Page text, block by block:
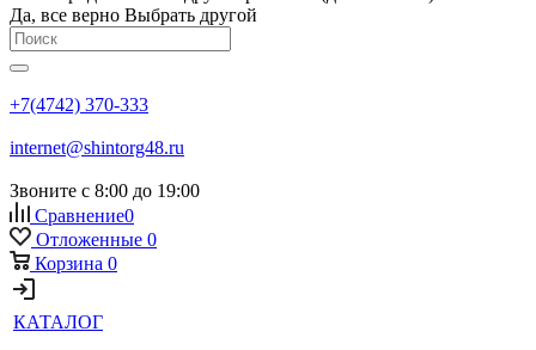
Да, все верно Выбрать другой
+7(4742) 370-333
internet@shintorg48.ru
Звоните с 8:00 до 19:00
Сравнение0
Отложенные 0
Корзина 0
КАТАЛОГ